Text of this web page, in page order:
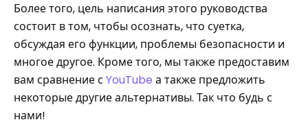
Более того, цель написания этого руководства
состоит в том, чтобы осознать, что суетка,
обсуждая его функции, проблемы безопасности и
многое другое. Кроме того, мы также предоставим
вам сравнение с YouTube а также предложить
некоторые другие альтернативы. Так что будь с
нами!